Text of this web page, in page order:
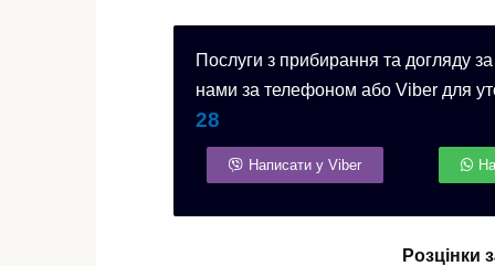
Послуги з прибирання та догляду
нами за телефоном або Viber для
28
Написати у Viber
Розцінки